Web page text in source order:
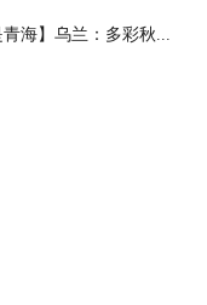
海】乌兰：多彩秋...